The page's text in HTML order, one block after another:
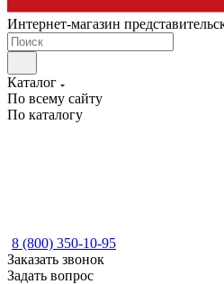
Интернет-магазин
Каталог
По всему сайту
По каталогу
8 (800) 350-10-95
Заказать звонок
Задать вопрос